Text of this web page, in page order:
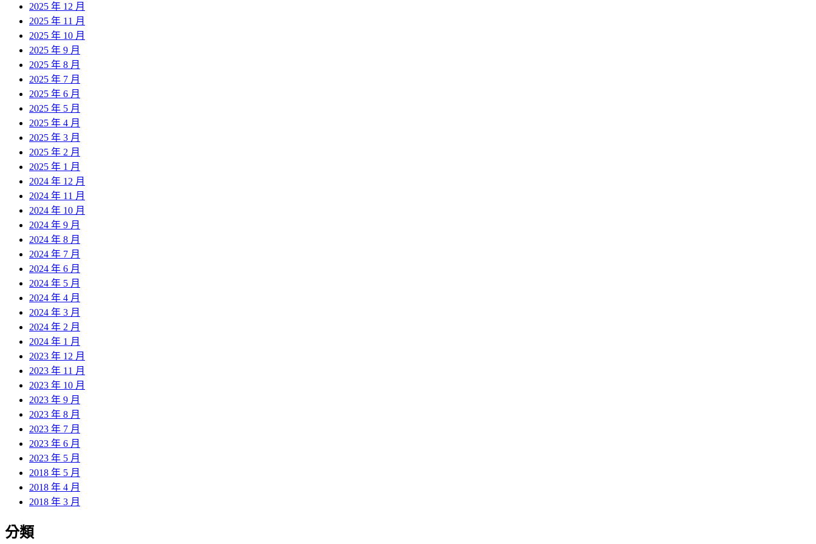
2025 年 12 月
2025 年 11 月
2025 年 10 月
2025 年 9 月
2025 年 8 月
2025 年 7 月
2025 年 6 月
2025 年 5 月
2025 年 4 月
2025 年 3 月
2025 年 2 月
2025 年 1 月
2024 年 12 月
2024 年 11 月
2024 年 10 月
2024 年 9 月
2024 年 8 月
2024 年 7 月
2024 年 6 月
2024 年 5 月
2024 年 4 月
2024 年 3 月
2024 年 2 月
2024 年 1 月
2023 年 12 月
2023 年 11 月
2023 年 10 月
2023 年 9 月
2023 年 8 月
2023 年 7 月
2023 年 6 月
2023 年 5 月
2018 年 5 月
2018 年 4 月
2018 年 3 月
分類